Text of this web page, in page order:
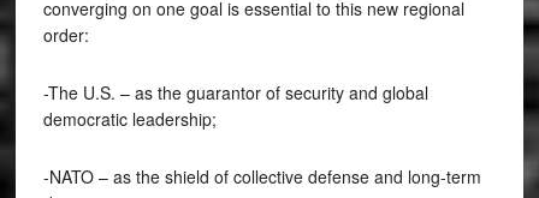
converging on one goal is essential to this new regional
order:
-The U.S. – as the guarantor of security and global
democratic leadership;
-NATO – as the shield of collective defense and long-term